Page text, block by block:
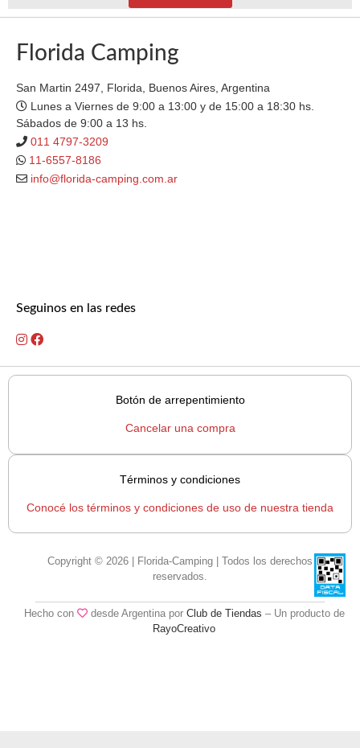
Florida Camping
San Martin 2497, Florida, Buenos Aires, Argentina
Lunes a Viernes de 9:00 a 13:00 y de 15:00 a 18:30 hs.
Sábados de 9:00 a 13 hs.
011 4797-3209
11-6557-8186
info@florida-camping.com.ar
Seguinos en las redes
Botón de arrepentimiento
Cancelar una compra
Términos y condiciones
Conocé los términos y condiciones de uso de nuestra tienda
Copyright © 2026 | Florida-Camping | Todos los derechos
reservados.
Hecho con desde Argentina por Club de Tiendas – Un producto de
RayoCreativo